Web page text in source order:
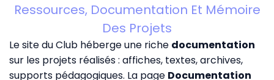
Ressources, Documentation Et Mémoire
Des Projets
Le site du Club héberge une riche documentation
sur les projets réalisés : affiches, textes, archives,
supports pédagogiques. La page Documentation